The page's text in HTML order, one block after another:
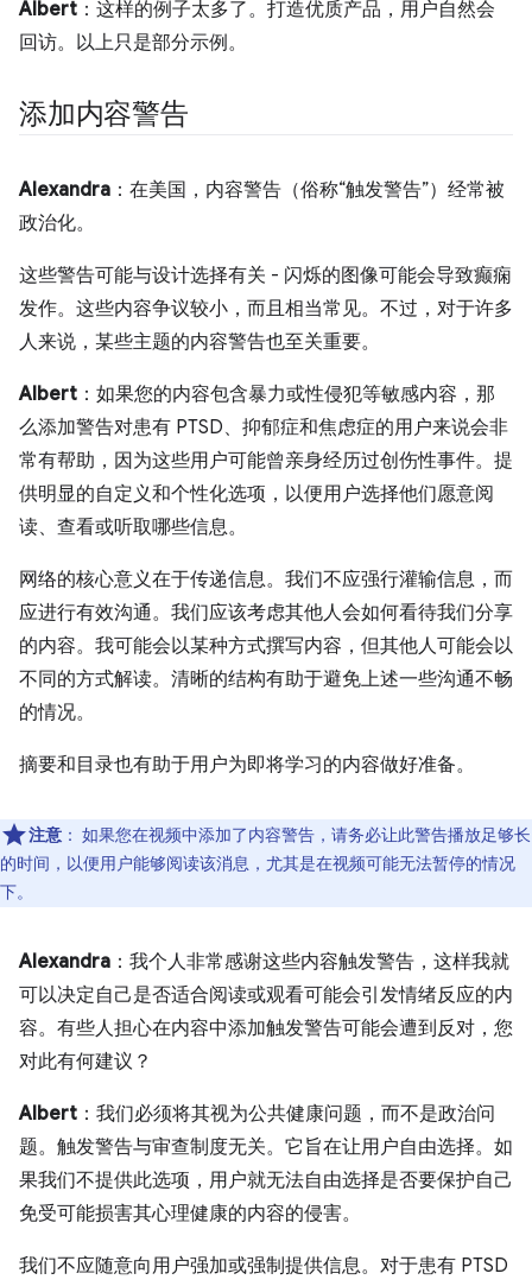
Albert ：这样的例子太多了。打造优质产品，用户自然会
回访。以上只是部分示例。
添加内容警告
Alexandra ：在美国，内容警告（俗称“触发警告”）经常被
政治化。
这些警告可能与设计选择有关 - 闪烁的图像可能会导致癫痫
发作。这些内容争议较小，而且相当常见。不过，对于许多
人来说，某些主题的内容警告也至关重要。
Albert ：如果您的内容包含暴力或性侵犯等敏感内容，那
么添加警告对患有 PTSD、抑郁症和焦虑症的用户来说会非
常有帮助，因为这些用户可能曾亲身经历过创伤性事件。提
供明显的自定义和个性化选项，以便用户选择他们愿意阅
读、查看或听取哪些信息。
网络的核心意义在于传递信息。我们不应强行灌输信息，而
应进行有效沟通。我们应该考虑其他人会如何看待我们分享
的内容。我可能会以某种方式撰写内容，但其他人可能会以
不同的方式解读。清晰的结构有助于避免上述一些沟通不畅
的情况。
摘要和目录也有助于用户为即将学习的内容做好准备。
注意 ： 如果您在视频中添加了内容警告，请务必让此警告播放足够长
的时间，以便用户能够阅读该消息，尤其是在视频可能无法暂停的情况
下。
Alexandra ：我个人非常感谢这些内容触发警告，这样我就
可以决定自己是否适合阅读或观看可能会引发情绪反应的内
容。有些人担心在内容中添加触发警告可能会遭到反对，您
对此有何建议？
Albert ：我们必须将其视为公共健康问题，而不是政治问
题。触发警告与审查制度无关。它旨在让用户自由选择。如
果我们不提供此选项，用户就无法自由选择是否要保护自己
免受可能损害其心理健康的内容的侵害。
我们不应随意向用户强加或强制提供信息。对于患有 PTSD